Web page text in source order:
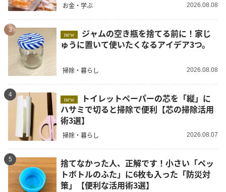
お金・学ぶ 2026.08.08
3
new
ゅうに置いて使いたくなるアイデア3つ。
掃除・暮らし 2026.08.08
4
new
ハサミで切ると掃除で便利【芯の掃除活用
術3選】
掃除・暮らし 2026.08.07
5
捨てなかった人、正解です！小さい「ペッ
トボトルのふた」に6枚も入った「防災対
策」【便利な活用術3選】